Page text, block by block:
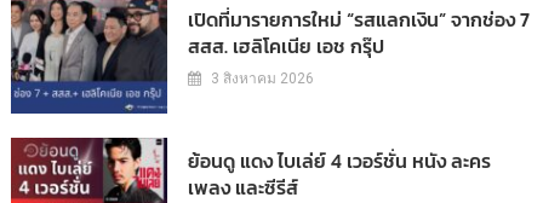
เปิดที่มารายการใหม่ “รสแลกเงิน” จากช่อง 7
สสส. เฮลิโคเนีย เอช กรุ๊ป
3 สิงหาคม 2026
ย้อนดู แดง ไบเล่ย์ 4 เวอร์ชั่น หนัง ละคร
เพลง และซีรีส์